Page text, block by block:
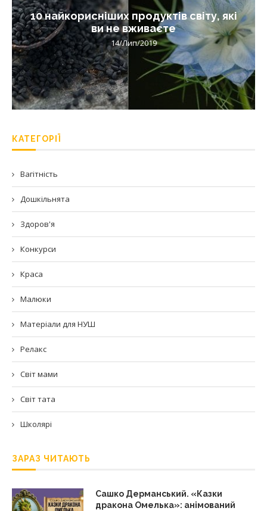
10 найкорисніших продуктів світу, які
ви не вживаєте
14/Лип/2019
КАТЕГОРІЇ
Вагітність
Дошкільнята
Здоров'я
Конкурси
Краса
Малюки
Матеріали для НУШ
Релакс
Світ мами
Світ тата
Школярі
ЗАРАЗ ЧИТАЮТЬ
Сашко Дерманський. «Казки
дракона Омелька»: анімований